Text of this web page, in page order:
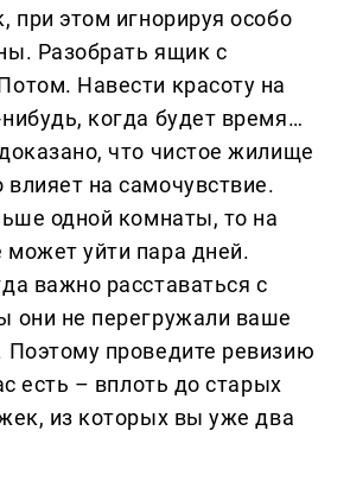
при этом игнорируя особо
Разобрать ящик с
Навести красоту на
когда будет время…
что чистое жилище
на самочувствие.
одной комнаты, то на
может уйти пара дней.
важно расставаться с
они не перегружали ваше
Поэтому проведите ревизию
есть – вплоть до старых
из которых вы уже два